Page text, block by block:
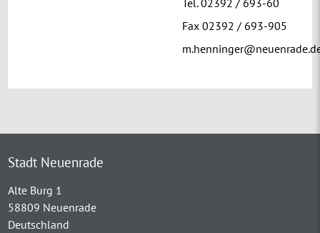
Tel. 02392 / 693-60
Fax 02392 / 693-905
Stadt Neuenrade
Alte Burg 1
58809 Neuenrade
Deutschland